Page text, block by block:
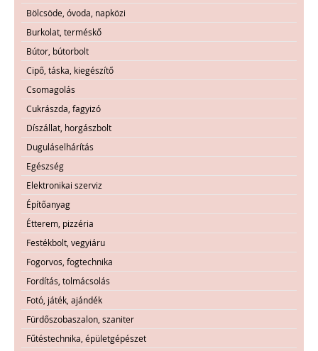
Bölcsöde, óvoda, napközi
Burkolat, terméskő
Bútor, bútorbolt
Cipő, táska, kiegészítő
Csomagolás
Cukrászda, fagyizó
Díszállat, horgászbolt
Duguláselhárítás
Egészség
Elektronikai szerviz
Építőanyag
Étterem, pizzéria
Festékbolt, vegyiáru
Fogorvos, fogtechnika
Fordítás, tolmácsolás
Fotó, játék, ajándék
Fürdőszobaszalon, szaniter
Fűtéstechnika, épületgépészet